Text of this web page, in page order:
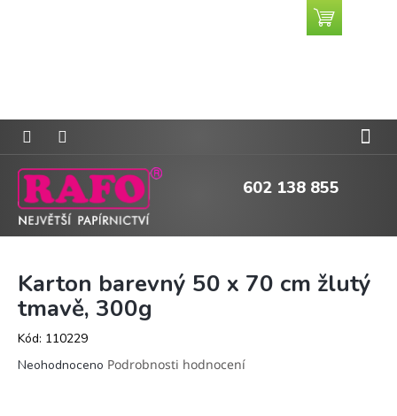
602 138 855
Nákupní
košík
Karton barevný 50 x 70 cm žlutý
tmavě, 300g
Kód: 110229
Průměrné
Neohodnoceno Podrobnosti hodnocení